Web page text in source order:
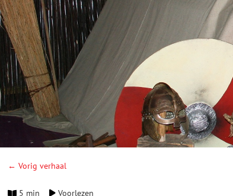
← Vorig verhaal
5 min Voorlezen